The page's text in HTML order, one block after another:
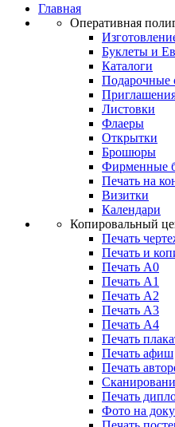
Главная
Оперативная
Буклеты и
Каталоги
Подарочные
Листовки
Флаеры
Открытки
Брошюры
Фирменные
Печать на
Визитки
Календари
Копировальный
Печать
Печать и
Печать А0
Печать А1
Печать А2
Печать А3
Печать А4
Печать
Печать афиш
Печать
Печать
Фото на